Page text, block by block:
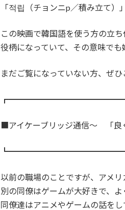
「적립（チョンニp／積み立て）
この映画で韓国語を使う方の立
役柄になっていて、その意味でも
まだご覧になっていない方、ぜ
■アイケーブリッジ通信～ 「良
以前の職場のことですが、アメ
別の同僚はゲームが大好きで、
同僚達はアニメやゲームの話を